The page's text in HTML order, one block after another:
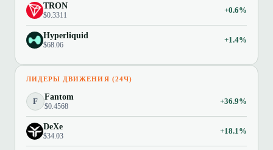
TRON
$0.3311
+0.6%
Hyperliquid
$68.06
+1.4%
ЛИДЕРЫ ДВИЖЕНИЯ (24Ч)
F Fantom
$0.4568
+36.9%
DeXe
$34.03
+18.1%